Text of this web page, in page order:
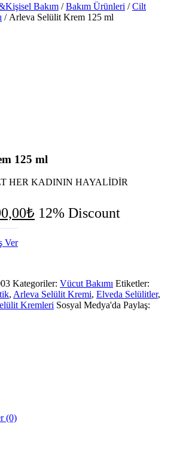
Bakım /Bakım Ürünleri /Cilt
/ Arleva Selülit Krem 125 ml
125 ml
HER KADININ HAYALİDİR
₺ Şu
12% Discount
Ver
Kategoriler: Vücut Bakımı Etiketler:
, Arleva Selülit Kremi, Elveda Selülitler,
Kremleri Sosyal Medya'da Paylaş:
(0)